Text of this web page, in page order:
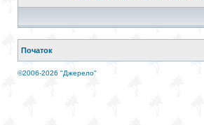
Початок
©2006-2026 "Джерело"